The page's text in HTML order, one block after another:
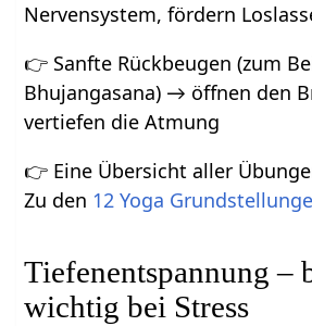
Nervensystem, fördern
👉 Sanfte Rückbeugen (zum
Bhujangasana) → öffnen den
vertiefen die Atmung
👉 Eine Übersicht aller
Zu den 12 Yoga
Tiefenentspannung –
wichtig bei Stress